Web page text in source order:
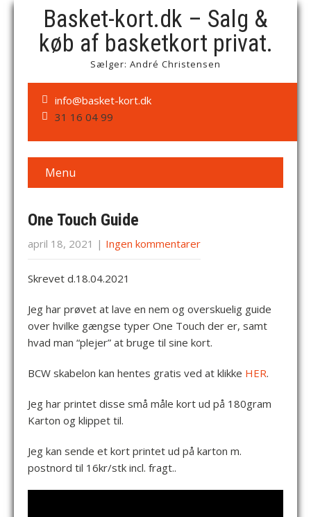
Basket-kort.dk – Salg &
køb af basketkort privat.
Sælger: André Christensen
info@basket-kort.dk
31 16 04 99
Menu
One Touch Guide
april 18, 2021 | Ingen kommentarer
Skrevet d.18.04.2021
Jeg har prøvet at lave en nem og overskuelig guide
over hvilke gængse typer One Touch der er, samt
hvad man “plejer” at bruge til sine kort.
BCW skabelon kan hentes gratis ved at klikke HER.
Jeg har printet disse små måle kort ud på 180gram
Karton og klippet til.
Jeg kan sende et kort printet ud på karton m.
postnord til 16kr/stk incl. fragt..